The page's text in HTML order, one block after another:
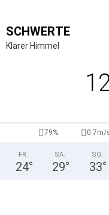
SCHWERTE
Klarer Himmel
79% 0.7m/
FR.
24°
SA.
29°
SO.
33°